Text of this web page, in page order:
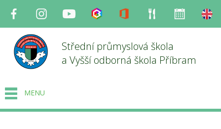
Facebook InstagramYoutube Bakaláři Office Strava
Střední průmyslová škola
a Vyšší odborná škola Příbram
MENU